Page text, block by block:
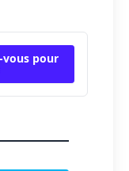
vous pour